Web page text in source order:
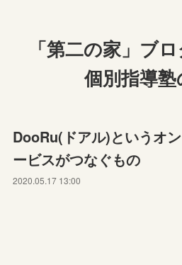
「第二の家」ブ
個別指導
DooRu(ドアル)というオ
ービスがつなぐもの
2020.05.17 13:00